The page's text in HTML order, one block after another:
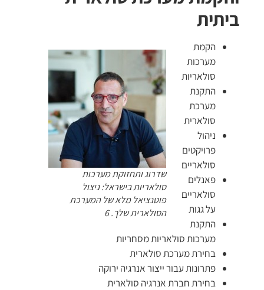
ביתית
שדרוג ותחזוקת מערכות
סולאריות בישראל: ניצול
פוטנציאל מלא של המערכת
הסולארית שלך. 6
הקמת
מערכות
סולאריות
התקנת
מערכת
סולארית
ניהול
פרויקטים
סולאריים
פאנלים
סולאריים
על גגות
התקנת
מערכות סולאריות מסחריות
בחירת מערכת סולארית
פתרונות עבור ייצור אנרגיה ירוקה
בחירת חברת אנרגיה סולארית